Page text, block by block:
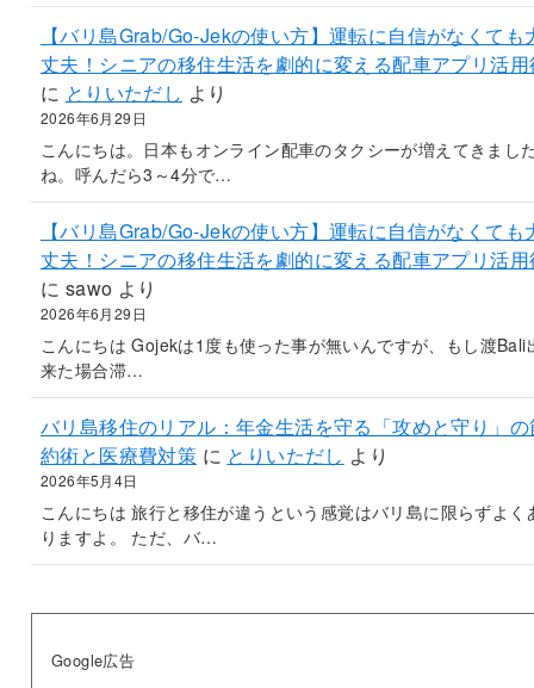
【バリ島Grab/Go-Jekの使い方】運転に自信がなくても
丈夫！シニアの移住生活を劇的に変える配車アプリ活用
に とりいただし より
2026年6月29日
こんにちは。日本もオンライン配車のタクシーが増えてきまし
ね。呼んだら3～4分で…
【バリ島Grab/Go-Jekの使い方】運転に自信がなくても
丈夫！シニアの移住生活を劇的に変える配車アプリ活用
に sawo より
2026年6月29日
こんにちは Gojekは1度も使った事が無いんですが、もし渡Bali
来た場合滞…
バリ島移住のリアル：年金生活を守る「攻めと守り」の
約術と医療費対策 に とりいただし より
2026年5月4日
こんにちは 旅行と移住が違うという感覚はバリ島に限らずよく
りますよ。 ただ、バ…
Google広告